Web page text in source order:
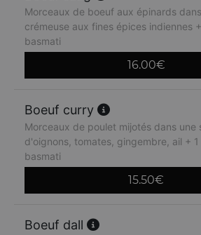
Morceaux de boeuf aux épinards
crémeuse aux fines épices indiennes
basmati
16.00€
Boeuf curry
Morceaux de poulet mijotés dans une
d'oignons, tomates, gingembre, ail +
basmati
15.50€
Boeuf dall